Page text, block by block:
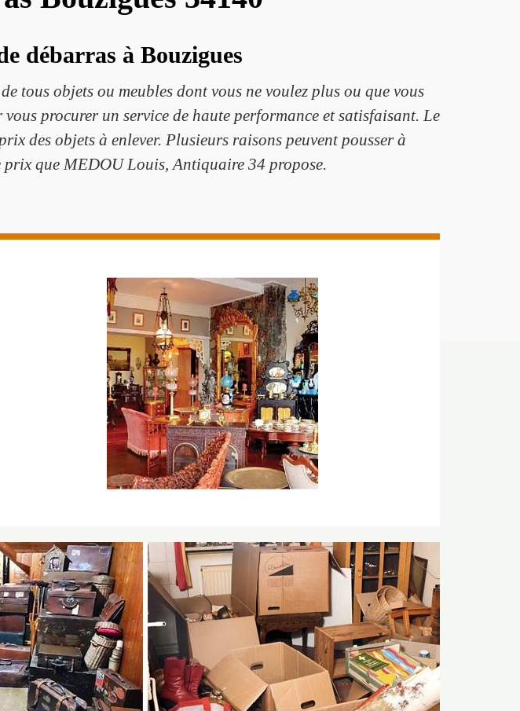
débarras à Bouzigues
tous objets ou meubles dont vous ne voulez plus ou que vous
procurer un service de haute performance et satisfaisant. Le
des objets à enlever. Plusieurs raisons peuvent pousser à
que MEDOU Louis, Antiquaire 34 propose.